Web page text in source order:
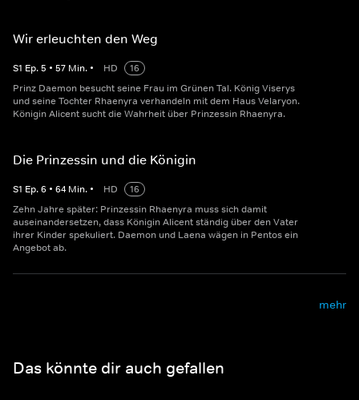
Wir erleuchten den Weg
S1 Ep.5 • 57 Min. • HD
16
Prinz Daemon besucht seine Frau im Grünen Tal. König Viserys
und seine Tochter Rhaenyra verhandeln mit dem Haus Velaryon.
Königin Alicent sucht die Wahrheit über Prinzessin Rhaenyra.
Die Prinzessin und die Königin
S1 Ep.6 • 64 Min. • HD
16
Zehn Jahre später: Prinzessin Rhaenyra muss sich damit
auseinandersetzen, dass Königin Alicent ständig über den Vater
ihrer Kinder spekuliert. Daemon und Laena wägen in Pentos ein
Angebot ab.
mehr
Das könnte dir auch gefallen